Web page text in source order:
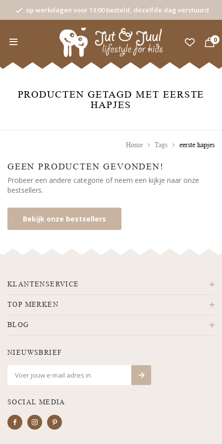
op werkdagen voor 13:00 besteld, dezelfde dag verstuurd
0
PRODUCTEN GETAGD MET EERSTE
HAPJES
Home Tags eerste hapjes
GEEN PRODUCTEN GEVONDEN!
Probeer een andere categorie of neem een kijkje naar onze
bestsellers.
Bekijk onze bestsellers
KLANTENSERVICE
TOP MERKEN
BLOG
NIEUWSBRIEF
SOCIAL MEDIA